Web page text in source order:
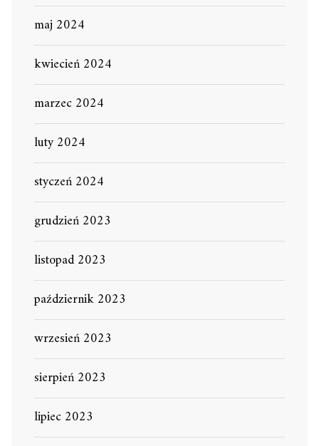
maj 2024
kwiecień 2024
marzec 2024
luty 2024
styczeń 2024
grudzień 2023
listopad 2023
październik 2023
wrzesień 2023
sierpień 2023
lipiec 2023